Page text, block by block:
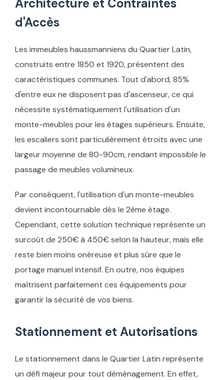
Architecture et Contraintes
d'Accès
Les immeubles haussmanniens du Quartier Latin,
construits entre 1850 et 1920, présentent des
caractéristiques communes. Tout d'abord, 85%
d'entre eux ne disposent pas d'ascenseur, ce qui
nécessite systématiquement l'utilisation d'un
monte-meubles pour les étages supérieurs. Ensuite,
les escaliers sont particulièrement étroits avec une
largeur moyenne de 80-90cm, rendant impossible le
passage de meubles volumineux.
Par conséquent, l'utilisation d'un monte-meubles
devient incontournable dès le 2ème étage.
Cependant, cette solution technique représente un
surcoût de 250€ à 450€ selon la hauteur, mais elle
reste bien moins onéreuse et plus sûre que le
portage manuel intensif. En outre, nos équipes
maîtrisent parfaitement ces équipements pour
garantir la sécurité de vos biens.
Stationnement et Autorisations
Le stationnement dans le Quartier Latin représente
un défi majeur pour tout déménagement. En effet,